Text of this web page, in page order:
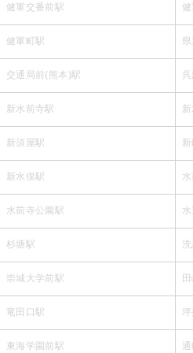
健軍交番前駅
健軍町駅
交通局前(熊本)駅
新水前寺駅
新須屋駅
新水俣駅
水前寺公園駅
杉塘駅
崇城大学前駅
竜田口駅
東海学園前駅